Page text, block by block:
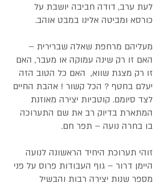
לעת ערב, דודה חביבה יושבת על
כורסא ומביטה אלינו במבט אוהב.
מעליהם מרחפת שאלה שברירית –
האם זו רק שינה עמוקה או מעבר, האם
זו רק מצגת שווא, האם כל הטוב הזה
יעלם בחטף ? הכל קשור ! אהבת החיים
לצד סיומם. קוטביות יצירה מאוזנת
המתארת בדיוק רב את שם התערוכה
בו בחרה נועה – תפר חם.
זוהי תערוכת היחיד הראשונה לנועה
היימן דרור – גוף העבודות פרוס על פני
מספר שנות יצירה רבות והבשיל